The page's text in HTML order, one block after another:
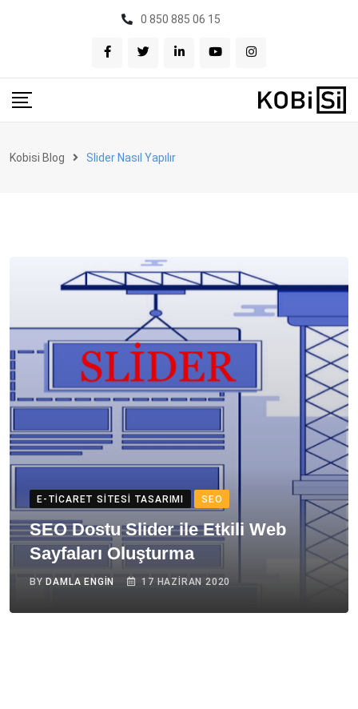
0 850 885 06 15
Kobisi Blog Slider Nasıl Yapılır
E-TICARET SITESI TASARIMI SEO
SEO Dostu Slider ile Etkili Web
Sayfaları Oluşturma
BY DAMLA ENGIN 17 HAZIRAN 2020